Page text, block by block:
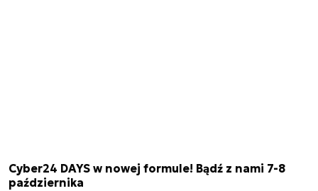
Cyber24 DAYS w nowej formule! Bądź z nami 7-8
października